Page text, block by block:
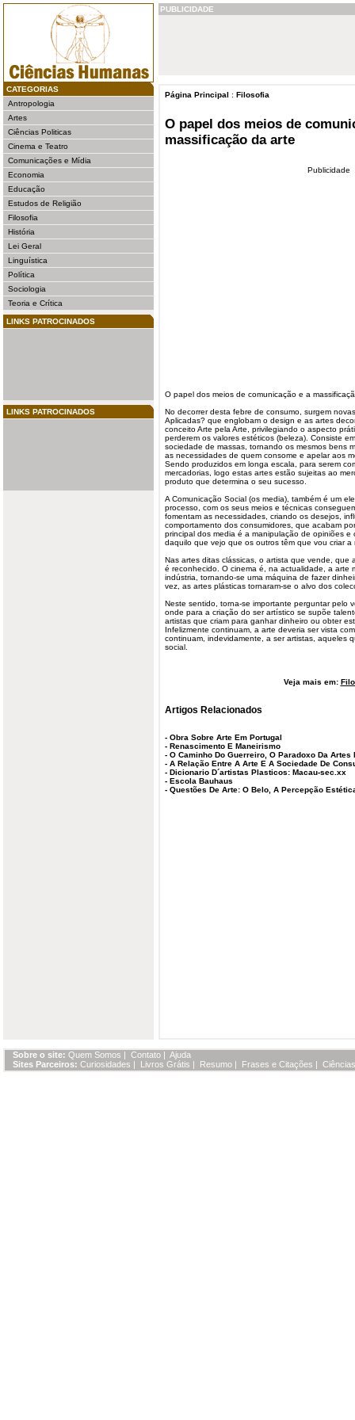
CATEGORIAS
Antropologia
Artes
Ciências Politicas
Cinema e Teatro
Comunicações e Mídia
Economia
Educação
Estudos de Religião
Filosofia
História
Lei Geral
Linguística
Política
Sociologia
Teoria e Crítica
LINKS PATROCINADOS
LINKS PATROCINADOS
PUBLICIDADE
Página Principal : Filosofia
O papel dos meios de
massificação da arte
Publicidade
O papel dos meios de comunicação e a
No decorrer desta febre de consumo, surgem
Aplicadas? que englobam o design e as artes
conceito Arte pela Arte, privilegiando o aspecto
perderem os valores estéticos (beleza). Consiste
sociedade de massas, tornando os mesmos bens
as necessidades de quem consome e apelar aos
Sendo produzidos em longa escala, para serem
mercadorias, logo estas artes estão sujeitas ao
produto que determina o seu sucesso.
A Comunicação Social (os media), também é um
processo, com os seus meios e técnicas
fomentam as necessidades, criando os desejos,
comportamento dos consumidores, que acabam
principal dos media é a manipulação de opiniões
daquilo que vejo que os outros têm que vou criar
Nas artes ditas clássicas, o artista que vende,
é reconhecido. O cinema é, na actualidade, a arte
indústria, tornando-se uma máquina de fazer
vez, as artes plásticas tornaram-se o alvo dos
Neste sentido, torna-se importante perguntar pelo
onde para a criação do ser artístico se supõe
artistas que criam para ganhar dinheiro ou obter
Infelizmente continuam, a arte deveria ser vista
continuam, indevidamente, a ser artistas, aqueles
social.
Veja mais em:
Artigos Relacionados
- Obra Sobre Arte Em Portugal
- Renascimento E Maneirismo
- O Caminho Do Guerreiro, O Paradoxo Da Artes
- A Relação Entre A Arte E A Sociedade De
- Dicionario D´artistas Plasticos: Macau-sec.xx
- Escola Bauhaus
- Questões De Arte: O Belo, A Percepção
Sobre o site: Quem Somos | Contato | Ajuda
Sites Parceiros: Curiosidades | Livros Grátis | Resumo | Frases e Citações |